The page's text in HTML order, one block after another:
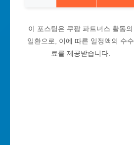
이 포스팅은 쿠팡 파트너스 활동의
일환으로, 이에 따른 일정액의 수수
료를 제공받습니다.